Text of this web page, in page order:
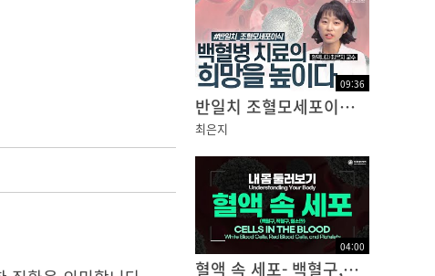
09:36
반일치 조혈모세포이식, 조혈모세포 공여자를 찾기 어려운 백혈병 환자에게 희망을 높입니다
최은지
04:00
혈액 속 세포- 백혈구,적혈구,혈소판